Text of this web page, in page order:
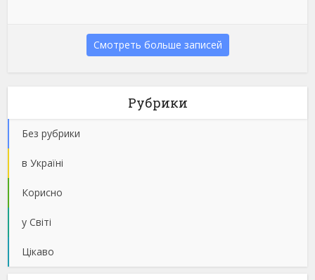
Смотреть больше записей
Рубрики
Без рубрики
в Україні
Корисно
у Світі
Цікаво